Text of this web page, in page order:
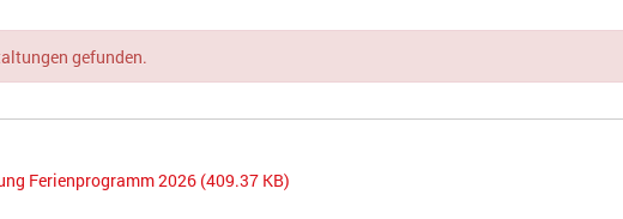
gefunden.
Ferienprogramm 2026 (409.37 KB)